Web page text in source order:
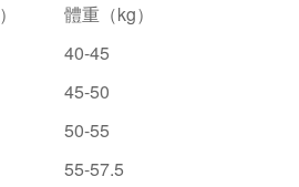
） 體重（kg）
40-45
45-50
50-55
55-57.5